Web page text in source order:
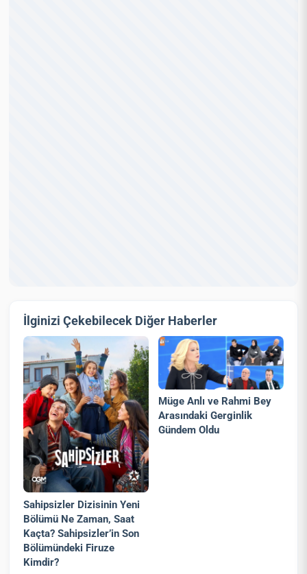
İlginizi Çekebilecek Diğer Haberler
Sahipsizler Dizisinin Yeni
Bölümü Ne Zaman, Saat
Kaçta? Sahipsizler’in Son
Bölümündeki Firuze
Kimdir?
Müge Anlı ve Rahmi Bey
Arasındaki Gerginlik
Gündem Oldu